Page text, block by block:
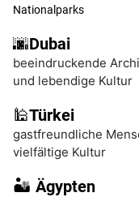
Nationalparks
🌆Dubai
beeindruckende
und lebendige Kultur
🕌Türkei
gastfreundliche
vielfältige Kultur
🏜️ Ägypten